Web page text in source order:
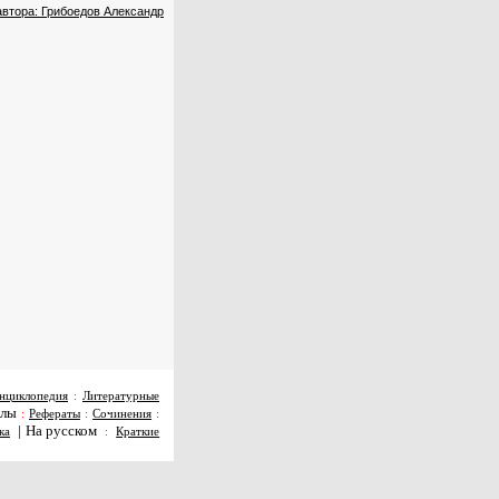
Грибоедов Александр
: Литературные
: Рефераты:Сочинения :
| На русском :Краткие